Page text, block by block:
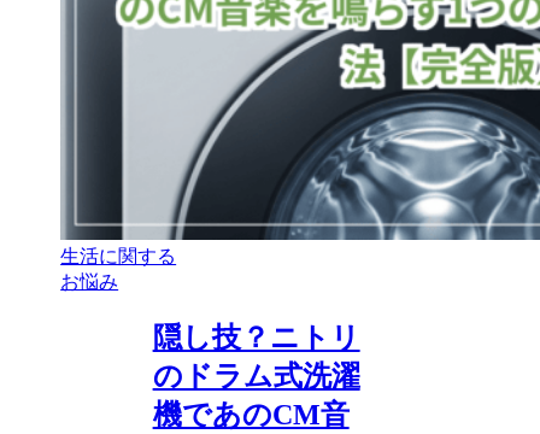
生活に関する
お悩み
隠し技？ニトリ
のドラム式洗濯
機であのCM音